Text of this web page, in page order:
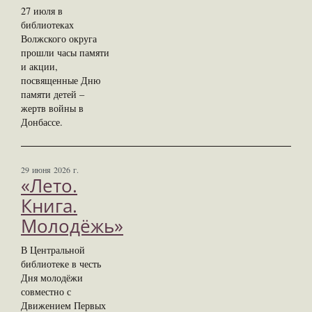
27 июля в
библиотеках
Волжского округа
прошли часы памяти
и акции,
посвященные Дню
памяти детей –
жертв войны в
Донбассе.
29 июня 2026 г.
«Лето.
Книга.
Молодёжь»
В Центральной
библиотеке в честь
Дня молодёжи
совместно с
Движением Первых